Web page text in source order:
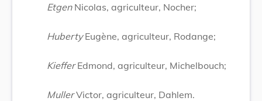
EtgenNicolas, agriculteur, Nocher;
HubertyEugène, agriculteur, Rodange;
KiefferEdmond, agriculteur, Michelbouch;
MullerVictor, agriculteur, Dahlem.